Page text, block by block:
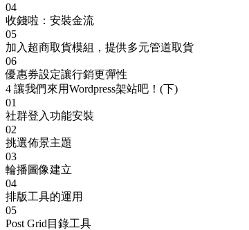
04
收錢啦：安裝金流
05
加入超商取貨模組，提供多元管道取貨
06
優惠券設定讓行銷更彈性
4 讓我們來用Wordpress架站吧！(下)
01
社群登入功能安裝
02
挑選佈景主題
03
輪播圖像建立
04
排版工具的運用
05
Post Grid目錄工具